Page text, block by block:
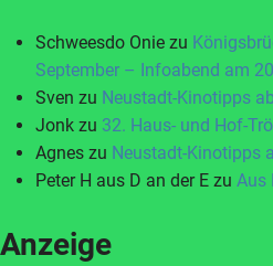
Schweesdo Onie zu
September – Infoabend am
Sven zu Neustadt-Kinotipps
Jonk zu 32. Haus- und Hof-
Agnes zu Neustadt-Kinotipps
Peter H aus D an der E zu Aus
Anzeige